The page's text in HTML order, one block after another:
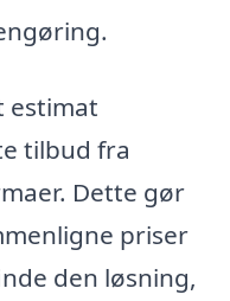
estimat
tilbud fra
Dette gør
priser
den løsning,